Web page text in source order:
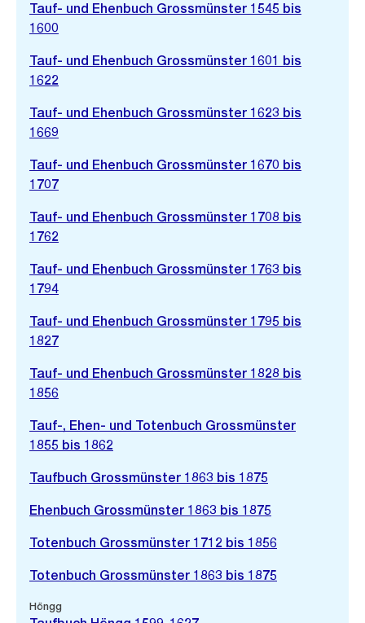
Tauf- und Ehenbuch Grossmünster 1545 bis
1600
Tauf- und Ehenbuch Grossmünster 1601 bis
1622
Tauf- und Ehenbuch Grossmünster 1623 bis
1669
Tauf- und Ehenbuch Grossmünster 1670 bis
1707
Tauf- und Ehenbuch Grossmünster 1708 bis
1762
Tauf- und Ehenbuch Grossmünster 1763 bis
1794
Tauf- und Ehenbuch Grossmünster 1795 bis
1827
Tauf- und Ehenbuch Grossmünster 1828 bis
1856
Tauf-, Ehen- und Totenbuch Grossmünster
1855 bis 1862
Taufbuch Grossmünster 1863 bis 1875
Ehenbuch Grossmünster 1863 bis 1875
Totenbuch Grossmünster 1712 bis 1856
Totenbuch Grossmünster 1863 bis 1875
Höngg